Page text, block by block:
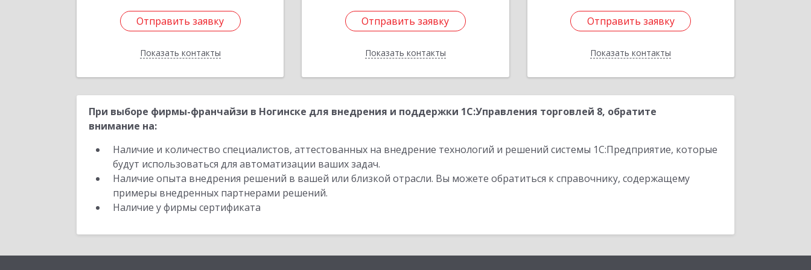
Отправить заявку
Показать контакты
Отправить заявку
Назад
Отправить заявку
Показать контакты
Отправить заявку
Назад
Отправить заявку
Показать контакты
Отправить заявку
Назад
При выборе фирмы-франчайзи в Ногинске для внедрения и поддержки 1С:Управления торговлей 8, обратите
внимание на:
Наличие и количество специалистов, аттестованных на внедрение технологий и решений системы 1С:Предприятие, которые
будут использоваться для автоматизации ваших задач.
Наличие опыта внедрения решений в вашей или близкой отрасли. Вы можете обратиться к справочнику, содержащему
примеры внедренных партнерами решений.
Наличие у фирмы сертификата